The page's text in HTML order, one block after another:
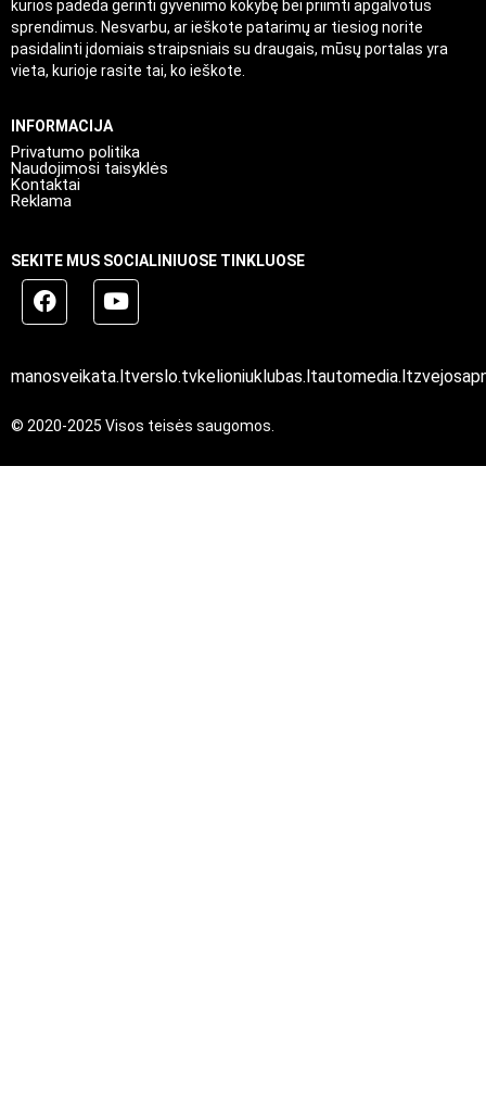
kurios padeda gerinti gyvenimo kokybę bei priimti apgalvotus
sprendimus. Nesvarbu, ar ieškote patarimų ar tiesiog norite
pasidalinti įdomiais straipsniais su draugais, mūsų portalas yra
vieta, kurioje rasite tai, ko ieškote.
INFORMACIJA
Privatumo politika
Naudojimosi taisyklės
Kontaktai
Reklama
SEKITE MUS SOCIALINIUOSE TINKLUOSE
manosveikata.ltverslo.tvkelioniuklubas.ltautomedia.lt
© 2020-2025 Visos teisės saugomos.